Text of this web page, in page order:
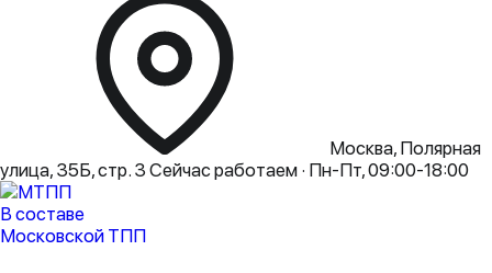
Москва, Полярная
улица, 35Б, стр. 3 Сейчас работаем · Пн-Пт, 09:00-18:00
В составе
Московской ТПП